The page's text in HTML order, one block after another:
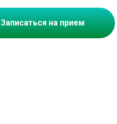
Записаться на прием